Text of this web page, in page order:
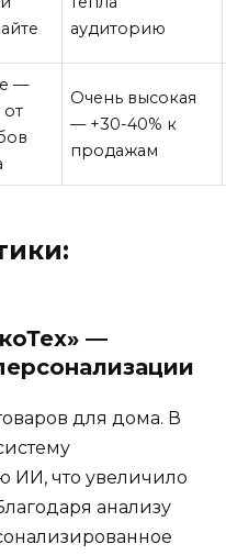
аудиторию
—
от
Очень высокая
— +30-40% к
продажам
—
для дома. В
что увеличило
анализу